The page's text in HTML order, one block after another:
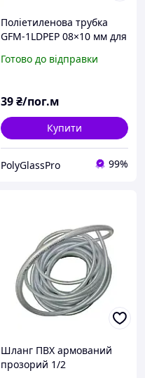
Поліетиленова трубка
GFM-1LDPEP 08×10 мм для
Готово до відправки
39₴/пог.м
Купити
PolyGlassPro 99%
Шланг ПВХ армований
прозорий 1/2